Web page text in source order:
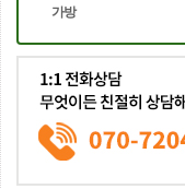
가방